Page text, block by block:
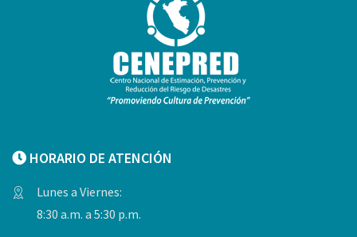
HORARIO DE ATENCIÓN
Lunes a Viernes:
8:30 a.m. a 5:30 p.m.